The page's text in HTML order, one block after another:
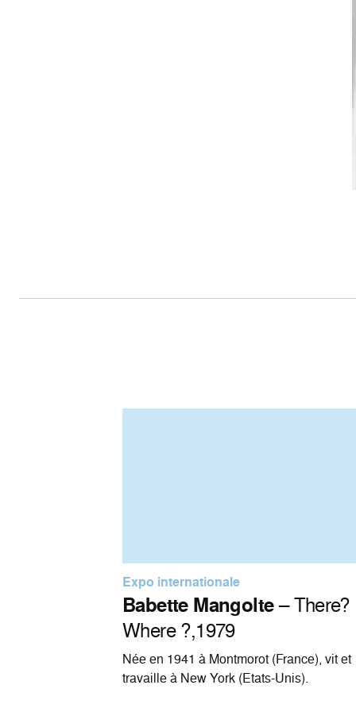
Expo internationale
Babette Mangolte– There?
Where ?,1979
Née en 1941 à Montmorot (France), vit et
travaille à New York (Etats-Unis).